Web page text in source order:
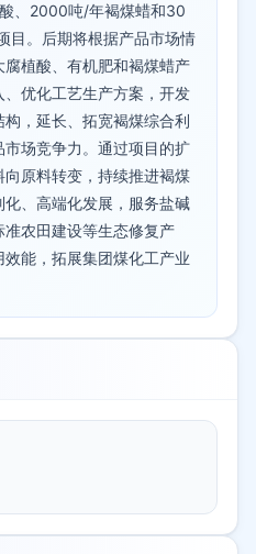
、2000吨/年褐煤蜡和30
目。后期将根据产品市场情
植酸、有机肥和褐煤蜡产
优化工艺生产方案，开发
，延长、拓宽褐煤综合利
场竞争力。通过项目的扩
原料转变，持续推进褐煤
、高端化发展，服务盐碱
农田建设等生态修复产
能，拓展集团煤化工产业